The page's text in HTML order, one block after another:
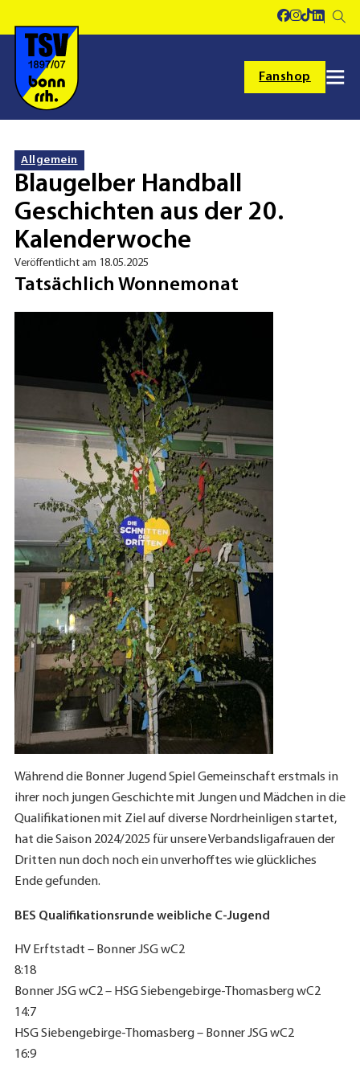
Fanshop
Allgemein
Blaugelber Handball
Geschichten aus der 20.
Kalenderwoche
Veröffentlicht am 18.05.2025
Tatsächlich Wonnemonat
Während die Bonner Jugend Spiel Gemeinschaft erstmals in
ihrer noch jungen Geschichte mit Jungen und Mädchen in die
Qualifikationen mit Ziel auf diverse Nordrheinligen startet,
hat die Saison 2024/2025 für unsere Verbandsligafrauen der
Dritten nun doch noch ein unverhofftes wie glückliches
Ende gefunden.
BES Qualifikationsrunde weibliche C-Jugend
HV Erftstadt – Bonner JSG wC2
8:18
Bonner JSG wC2 – HSG Siebengebirge-Thomasberg wC2
14:7
HSG Siebengebirge-Thomasberg – Bonner JSG wC2
16:9